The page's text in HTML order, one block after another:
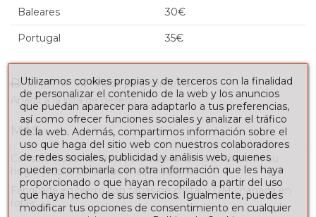
Baleares 30€
Portugal 35€
Imprimir
Añadir para comparar
Añadir a la lista de deseos
MÁS
Consola industrial ideal para colocar en la entrada de su
hogar y darle un toque más moderno.
Fabricada en hierro con tapas de cristal y DM chapada en
roble.
Utilizamos cookies propias y de terceros con la finalidad
de personalizar el contenido de la web y los anuncios
que puedan aparecer para adaptarlo a tus preferencias,
así como ofrecer funciones sociales y analizar el tráfico
de la web. Además, compartimos información sobre el
uso que haga del sitio web con nuestros colaboradores
de redes sociales, publicidad y análisis web, quienes
pueden combinarla con otra información que les haya
proporcionado o que hayan recopilado a partir del uso
que haya hecho de sus servicios. Igualmente, puedes
modificar tus opciones de consentimiento en cualquier